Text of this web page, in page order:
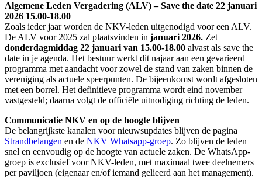
Algemene Leden Vergadering (ALV) – Save the date 22 januari
2026 15.00-18.00
Zoals ieder jaar worden de NKV-leden uitgenodigd voor een ALV.
De ALV voor 2025 zal plaatsvinden in januari 2026. Zet
donderdagmiddag 22 januari van 15.00-18.00 alvast als save the
date in je agenda. Het bestuur werkt dit najaar aan een gevarieerd
programma met aandacht voor zowel de stand van zaken binnen de
vereniging als actuele speerpunten. De bijeenkomst wordt afgesloten
met een borrel. Het definitieve programma wordt eind november
vastgesteld; daarna volgt de officiële uitnodiging richting de leden.
Communicatie NKV en op de hoogte blijven
De belangrijkste kanalen voor nieuwsupdates blijven de pagina
Strandbelangen en de NKV Whatsapp-groep. Zo blijven de leden
snel en eenvoudig op de hoogte van actuele zaken. De WhatsApp-
groep is exclusief voor NKV-leden, met maximaal twee deelnemers
per paviljoen (eigenaar en/of iemand gelieerd aan het management).